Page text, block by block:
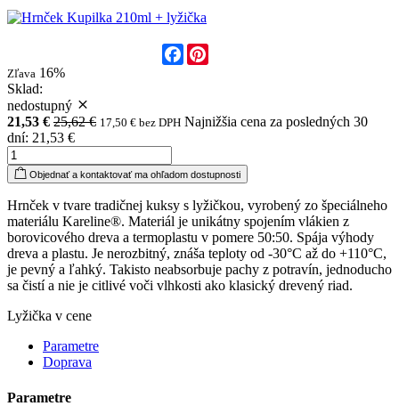
Facebook
Zľava 16%
Sklad:
nedostupný
21,53 € 25,62 € 17,50 € bez DPH Najnižšia cena za posledných 30
dní: 21,53 €
Objednať a kontaktovať ma ohľadom dostupnosti
Hrnček v tvare tradičnej kuksy s lyžičkou, vyrobený zo špeciálneho
materiálu Kareline®. Materiál je unikátny spojením vlákien z
borovicového dreva a termoplastu v pomere 50:50. Spája výhody
dreva a plastu. Je nerozbitný, znáša teploty od -30°C až do +110°C,
je pevný a ľahký. Takisto neabsorbuje pachy z potravín, jednoducho
sa čistí a nie je citlivé voči vlhkosti ako klasický drevený riad.
Lyžička v cene
Parametre
Doprava
Parametre